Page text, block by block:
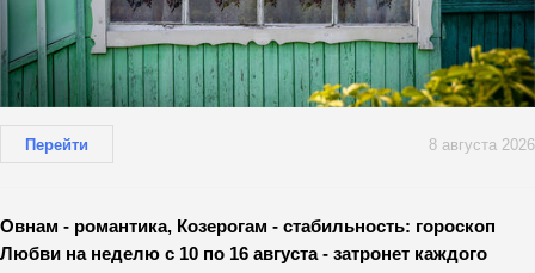
Перейти 8 августа 2026
Овнам - романтика, Козерогам - стабильность: гороскоп
Любви на неделю с 10 по 16 августа - затронет каждого